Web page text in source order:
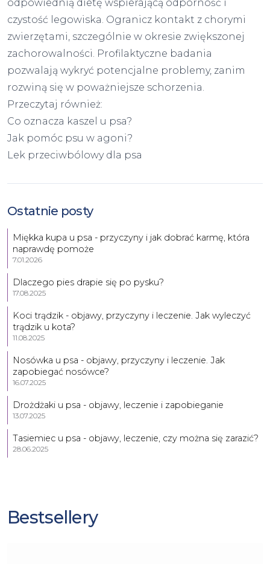
odpowiednią dietę wspierającą odporność i
czystość legowiska. Ogranicz kontakt z chorymi
zwierzętami, szczególnie w okresie zwiększonej
zachorowalności. Profilaktyczne badania
pozwalają wykryć potencjalne problemy, zanim
rozwiną się w poważniejsze schorzenia.
Przeczytaj również:
Co oznacza kaszel u psa?
Jak pomóc psu w agoni?
Lek przeciwbólowy dla psa
Ostatnie posty
Miękka kupa u psa - przyczyny i jak dobrać karmę, która
naprawdę pomoże
7.01.2026
Dlaczego pies drapie się po pysku?
17.08.2025
Koci trądzik - objawy, przyczyny i leczenie. Jak wyleczyć
trądzik u kota?
11.08.2025
Nosówka u psa - objawy, przyczyny i leczenie. Jak
zapobiegać nosówce?
16.07.2025
Drożdżaki u psa - objawy, leczenie i zapobieganie
13.07.2025
Tasiemiec u psa - objawy, leczenie, czy można się zarazić?
28.06.2025
Bestsellery